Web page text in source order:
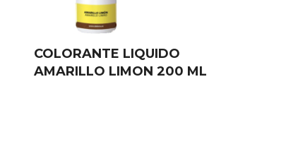
COLORANTE LIQUIDO
AMARILLO LIMON 200 ML